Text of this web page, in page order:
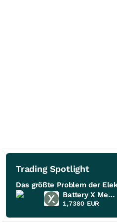
Trading Spotlight
Das größte Problem der
Battery X Metals
1,7380 EUR